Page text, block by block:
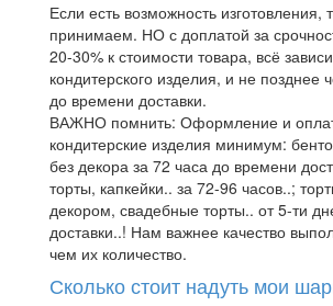
Если есть возможность изготовления,
принимаем. НО с доплатой за
20-30% к стоимости товара, всё
кондитерского изделия, и не позднее
до времени доставки.
ВАЖНО помнить: Оформление и
кондитерские изделия минимум:
без декора за 72 часа до времени
торты, капкейки.. за 72-96 часов..;
декором, свадебные торты.. от 5-ти
доставки..! Нам важнее качество
чем их количество.
Сколько стоит надуть мои